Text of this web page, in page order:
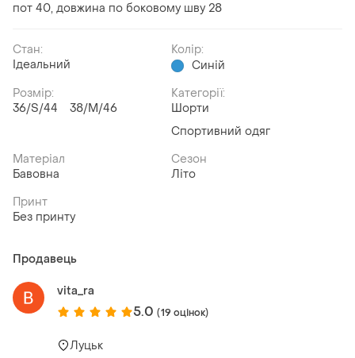
пот 40, довжина по боковому шву 28
Стан:
Ідеальний
Колір:
Синій
Розмір:
36/S/44
38/M/46
Категорії:
Шорти
Спортивний одяг
Матеріал
Бавовна
Сезон
Літо
Принт
Без принту
Продавець
vita_ra
5.0 (19 оцінок)
Луцьк